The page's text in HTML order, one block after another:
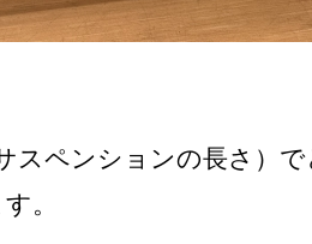
スペンションの長さ）で
。